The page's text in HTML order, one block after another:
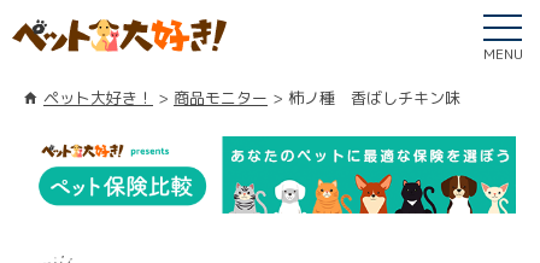
MENU
ペット大好き！ 商品モニター 柿ノ種 香ばしチキン味